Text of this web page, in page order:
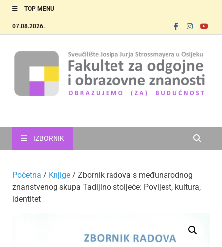
TOP MENU
07.08.2026.
IZBORNIK
Početna / Knjige / Zbornik radova s međunarodnog
znanstvenog skupa Tadijino stoljeće: Povijest, kultura,
identitet